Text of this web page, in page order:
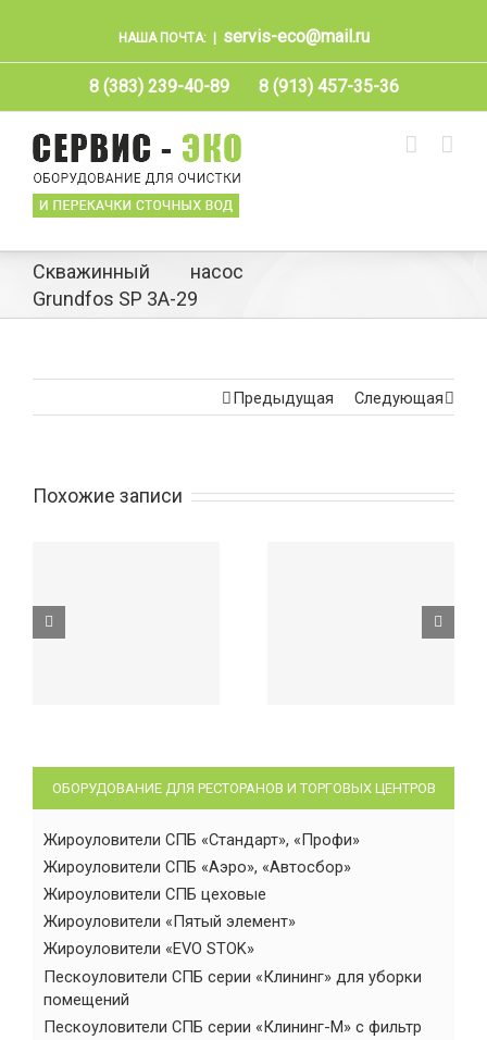
НАША ПОЧТА: servis-eco@mail.ru
8 (383) 239-40-89 8 (913) 457-35-36
Скважинный насос
Grundfos SP 3A-29
Предыдущая Следующая
Похожие записи
ОБОРУДОВАНИЕ ДЛЯ РЕСТОРАНОВ И ТОРГОВЫХ ЦЕНТРОВ
Жироуловители СПБ «Стандарт», «Профи»
Жироуловители СПБ «Аэро», «Автосбор»
Жироуловители СПБ цеховые
Жироуловители «Пятый элемент»
Жироуловители «EVO STOK»
Пескоуловители СПБ серии «Клининг» для уборки
помещений
Пескоуловители СПБ серии «Клининг-М» с фильтр